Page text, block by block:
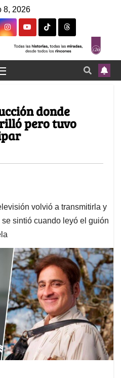
8, 2026
donde
pero tuvo
volvió a transmitirla y
sintió cuando leyó el guión